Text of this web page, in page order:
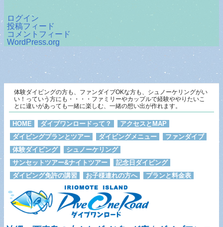
ログイン
投稿フィード
コメントフィード
WordPress.org
体験ダイビングの方も、ファンダイブOKな方も、シュノーケリングがい
い！っていう方にも・・・・ファミリーやカップルで経験ややりたいこ
とに違いがあっても一緒に楽しむ、一緒の想い出が作れます。
HOME ダイブワンロードって？
アクセスとMAP
ダイビングプランとツアー
ダイビングメニュー
ファンダイブ
体験ダイビング
シュノーケリング
サンセットツアー&ナイトツアー
記念日ダイビング
ダイビング免許の講習
お子様連れの方へ プランと料金表